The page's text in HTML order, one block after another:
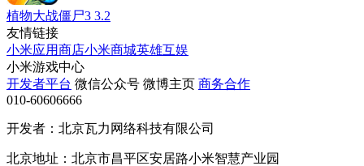
植物大战僵尸3 3.2
友情链接
小米应用商店小米商城英雄互娱
小米游戏中心
开发者平台 微信公众号 微博主页 商务合作
010-60606666
开发者：北京瓦力网络科技有限公司
北京地址：北京市昌平区安居路小米智慧产业园